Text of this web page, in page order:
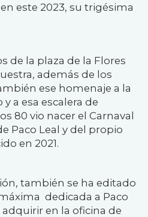
este 2023, su trigésima
de la plaza de la Flores
además de los
ese homenaje a la
a esa escalera de
80 vio nacer el Carnaval
Paco Leal y del propio
en 2021.
también se ha editado
dedicada a Paco
en la oficina de